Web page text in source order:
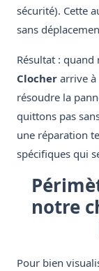
sécurité). Cette
sans
Résultat : quand
Clocher arrive à
résoudre la
quittons pas
une réparation
spécifiques qui
notre
Pour bien